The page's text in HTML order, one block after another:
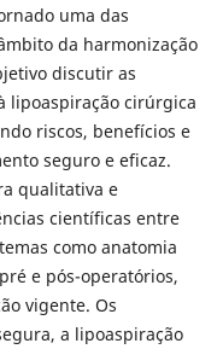
uma das
da harmonização
discutir as
lipoaspiração cirúrgica
riscos, benefícios e
seguro e eficaz.
qualitativa e
científicas entre
como anatomia
e pós-operatórios,
vigente. Os
a lipoaspiração